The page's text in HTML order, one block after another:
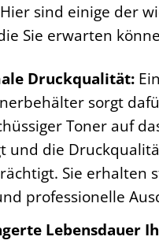
sind einige der
Sie erwarten
Druckqualität:
sorgt
Toner auf
und die
Sie erhalten
professionelle
Lebensdauer